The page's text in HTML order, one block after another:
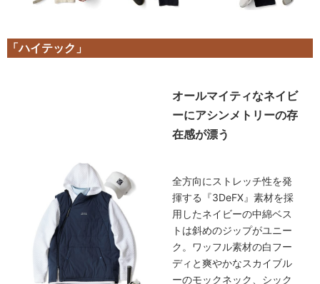
「ハイテック」
オールマイティなネイビ
ーにアシンメトリーの存
在感が漂う
全方向にストレッチ性を発
揮する『3DeFX』素材を採
用したネイビーの中綿ベス
トは斜めのジップがユニー
ク。ワッフル素材の白フー
ディと爽やかなスカイブル
ーのモックネック、シック